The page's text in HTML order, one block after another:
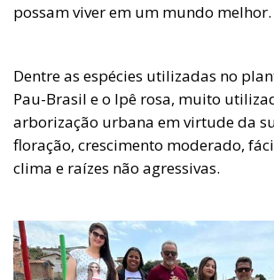
possam viver em um mundo melhor.
Dentre as espécies utilizadas no
Pau-Brasil e o Ipê rosa, muito
arborização urbana em virtude da
floração, crescimento moderado,
clima e raízes não agressivas.